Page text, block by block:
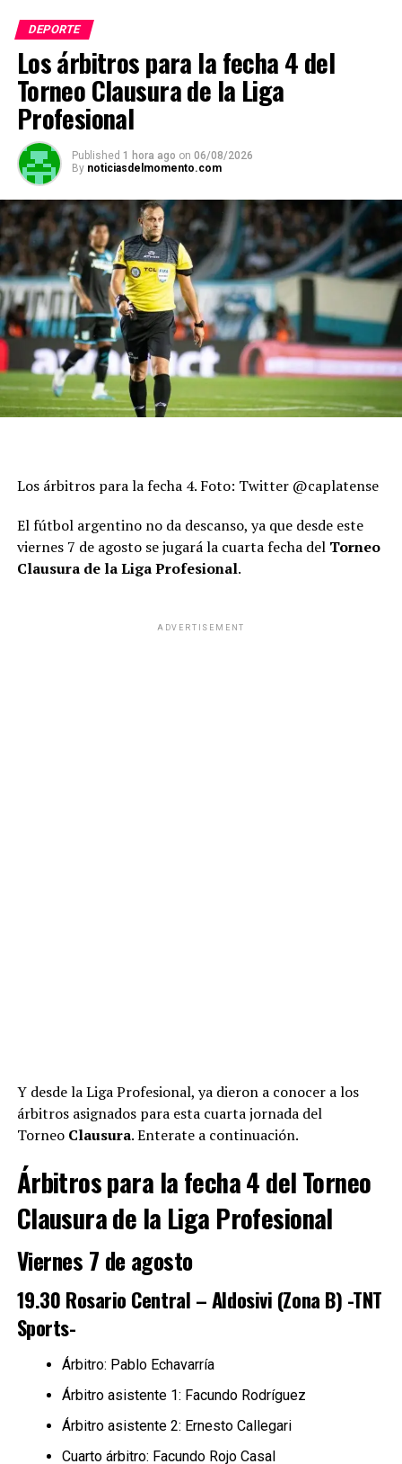
s
A
p
p
b
o
o
k
m
n
k
ar
tir
DEPORTE
Los árbitros para la fecha 4 del
Torneo Clausura de la Liga
Profesional
Published 1 hora ago on 06/08/2026
By noticiasdelmomento.com
Los árbitros para la fecha 4. Foto: Twitter @caplatense
El fútbol argentino no da descanso, ya que desde este
viernes 7 de agosto se jugará la cuarta fecha del Torneo
Clausura de la Liga Profesional.
ADVERTISEMENT
Y desde la Liga Profesional, ya dieron a conocer a los
árbitros asignados para esta cuarta jornada del
Torneo Clausura. Enterate a continuación.
Árbitros para la fecha 4 del Torneo
Clausura de la Liga Profesional
Viernes 7 de agosto
19.30 Rosario Central – Aldosivi (Zona B) -TNT
Sports-
Árbitro: Pablo Echavarría
Árbitro asistente 1: Facundo Rodríguez
Árbitro asistente 2: Ernesto Callegari
Cuarto árbitro: Facundo Rojo Casal